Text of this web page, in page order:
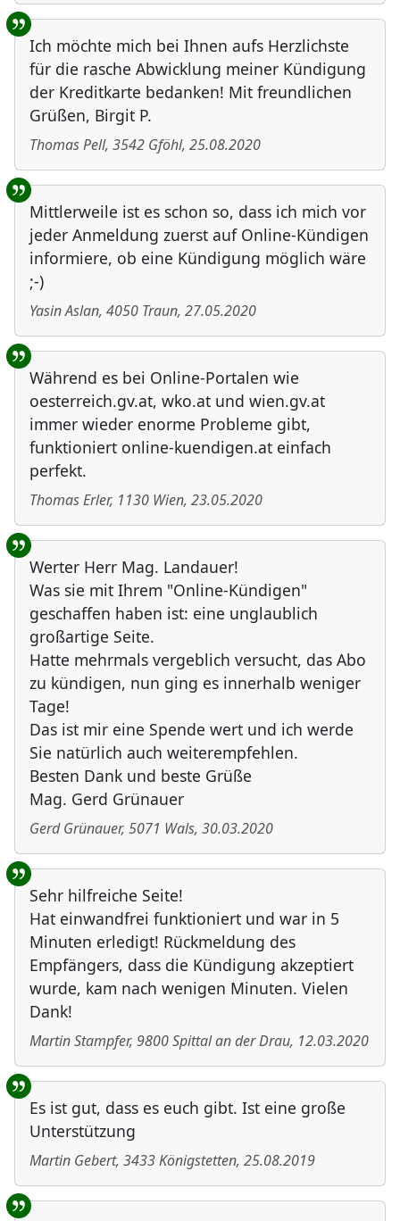
Ich möchte mich bei Ihnen aufs Herzlichste
für die rasche Abwicklung meiner Kündigung
der Kreditkarte bedanken! Mit freundlichen
Grüßen, Birgit P.
Thomas Pell, 3542 Gföhl, 25.08.2020
Mittlerweile ist es schon so, dass ich mich vor
jeder Anmeldung zuerst auf Online-Kündigen
informiere, ob eine Kündigung möglich wäre
;-)
Yasin Aslan, 4050 Traun, 27.05.2020
Während es bei Online-Portalen wie
oesterreich.gv.at, wko.at und wien.gv.at
immer wieder enorme Probleme gibt,
funktioniert online-kuendigen.at einfach
perfekt.
Thomas Erler, 1130 Wien, 23.05.2020
Werter Herr Mag. Landauer!
Was sie mit Ihrem "Online-Kündigen"
geschaffen haben ist: eine unglaublich
großartige Seite.
Hatte mehrmals vergeblich versucht, das Abo
zu kündigen, nun ging es innerhalb weniger
Tage!
Das ist mir eine Spende wert und ich werde
Sie natürlich auch weiterempfehlen.
Besten Dank und beste Grüße
Mag. Gerd Grünauer
Gerd Grünauer, 5071 Wals, 30.03.2020
Sehr hilfreiche Seite!
Hat einwandfrei funktioniert und war in 5
Minuten erledigt! Rückmeldung des
Empfängers, dass die Kündigung akzeptiert
wurde, kam nach wenigen Minuten. Vielen
Dank!
Martin Stampfer, 9800Spittal an der Drau, 12.03.2020
Es ist gut, dass es euch gibt. Ist eine große
Unterstützung
Martin Gebert, 3433Königstetten, 25.08.2019